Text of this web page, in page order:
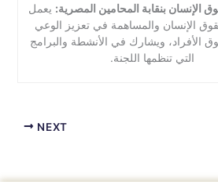
الإنسان بنقابة المحامين المصرية: يعمل
الإنسان والمساهمة في تعزيز الوعي
الأفراد، ويشارك في الأنشطة والبرامج
التي تنظمها اللجنة.
NEXT